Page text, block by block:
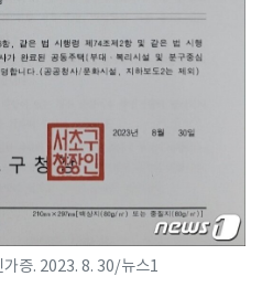
가증. 2023. 8. 30/뉴스1